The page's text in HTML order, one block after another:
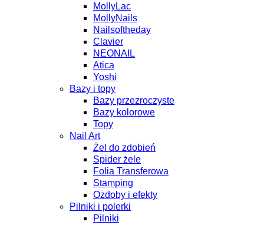
MollyLac
MollyNails
Nailsoftheday
Clavier
NEONAIL
Atica
Yoshi
Bazy i topy
Bazy przezroczyste
Bazy kolorowe
Topy
Nail Art
Żel do zdobień
Spider żele
Folia Transferowa
Stamping
Ozdoby i efekty
Pilniki i polerki
Pilniki